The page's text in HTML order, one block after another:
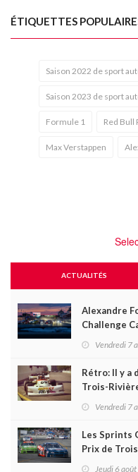
ÉTIQUETTES
Saison 2022 de sport
Saison 2023 de sport
Formule 1 Red Bull
Max Verstappen
ACTUALITÉS
Alexandre
Challenge
Vendredi 7
Rétro: Il y a
Trois-
Vendredi 7
Les Sprints
Prix de
Jeudi 6